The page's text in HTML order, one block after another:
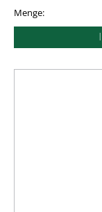
Menge: